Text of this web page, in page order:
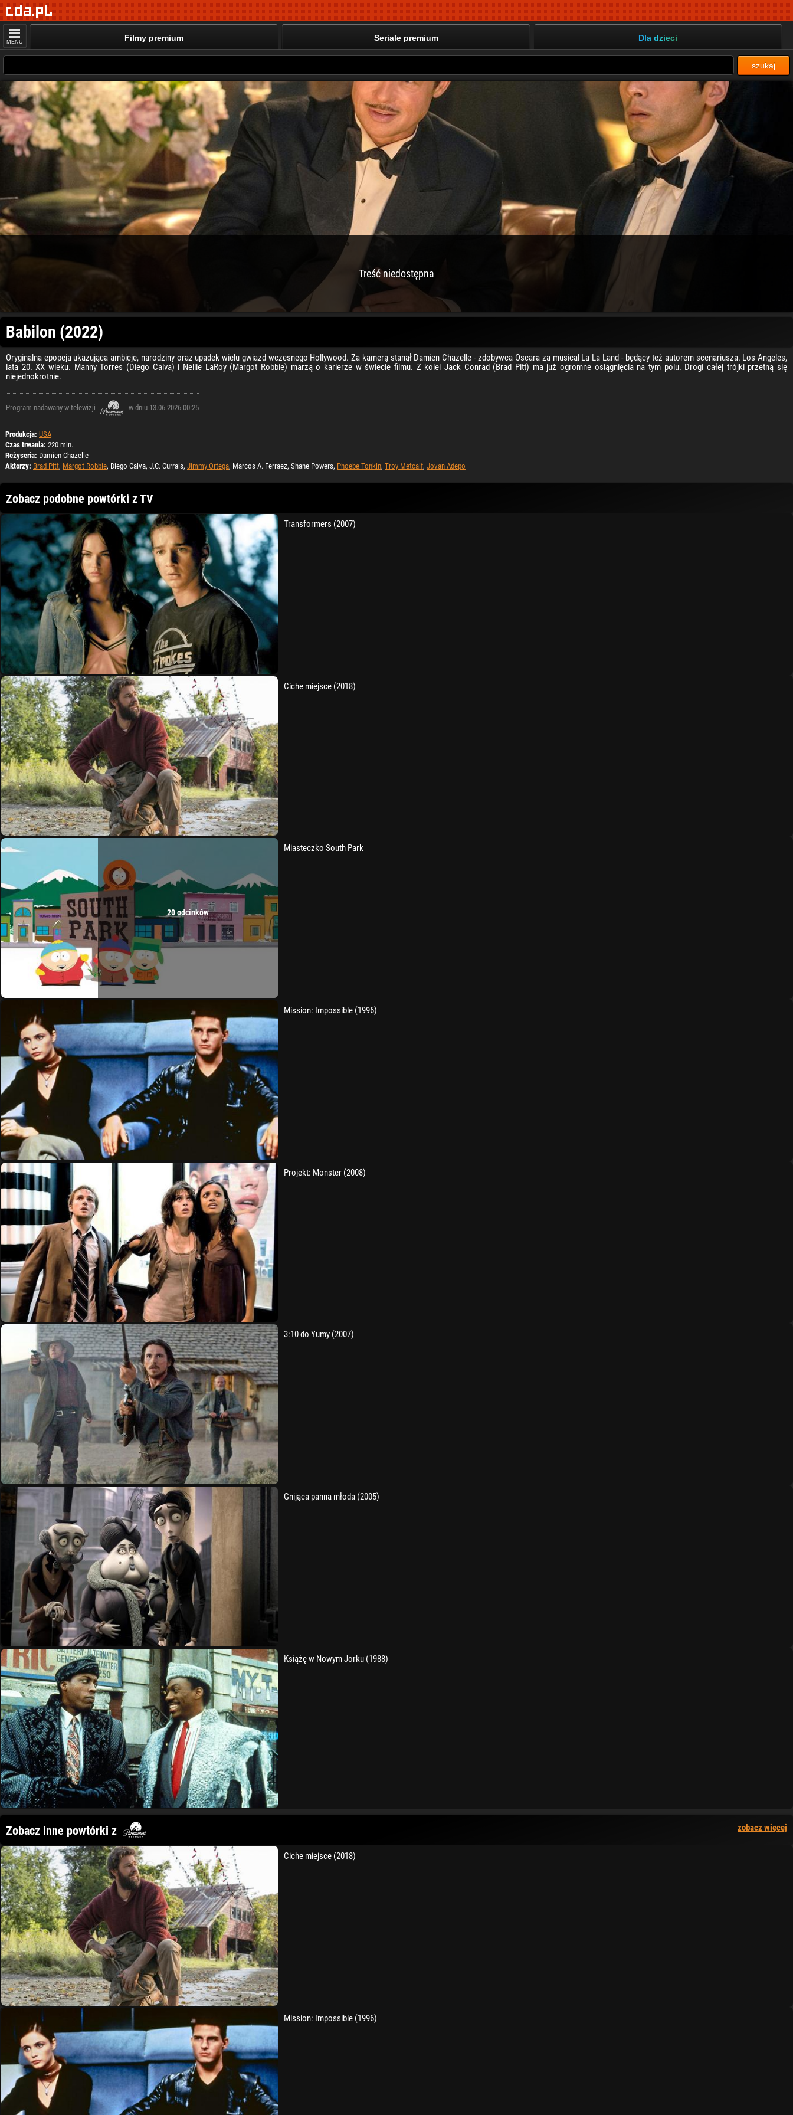
MENU Filmy premium Seriale premium Dla dzieci
szukaj
Treść niedostępna
Babilon (2022)
Oryginalna epopeja ukazująca ambicje, narodziny oraz upadek wielu gwiazd wczesnego Hollywood. Za kamerą stanął Damien Chazelle - zdobywca Oscara za musical La La Land - będący też autorem scenariusza. Los Angeles,
lata 20. XX wieku. Manny Torres (Diego Calva) i Nellie LaRoy (Margot Robbie) marzą o karierze w świecie filmu. Z kolei Jack Conrad (Brad Pitt) ma już ogromne osiągnięcia na tym polu. Drogi całej trójki przetną się
niejednokrotnie.
Program nadawany w telewizji w dniu 13.06.2026 00:25
Produkcja: USA
Czas trwania: 220 min.
Reżyseria: Damien Chazelle
Aktorzy: Brad Pitt, Margot Robbie, Diego Calva, J.C. Currais, Jimmy Ortega, Marcos A. Ferraez, Shane Powers, Phoebe Tonkin, Troy Metcalf, Jovan Adepo
Zobacz podobne powtórki z TV
Transformers (2007)
Ciche miejsce (2018)
20 odcinków
Miasteczko South Park
Mission: Impossible (1996)
Projekt: Monster (2008)
3:10 do Yumy (2007)
Gnijąca panna młoda (2005)
Książę w Nowym Jorku (1988)
Zobacz inne powtórki z zobacz więcej
Ciche miejsce (2018)
Mission: Impossible (1996)